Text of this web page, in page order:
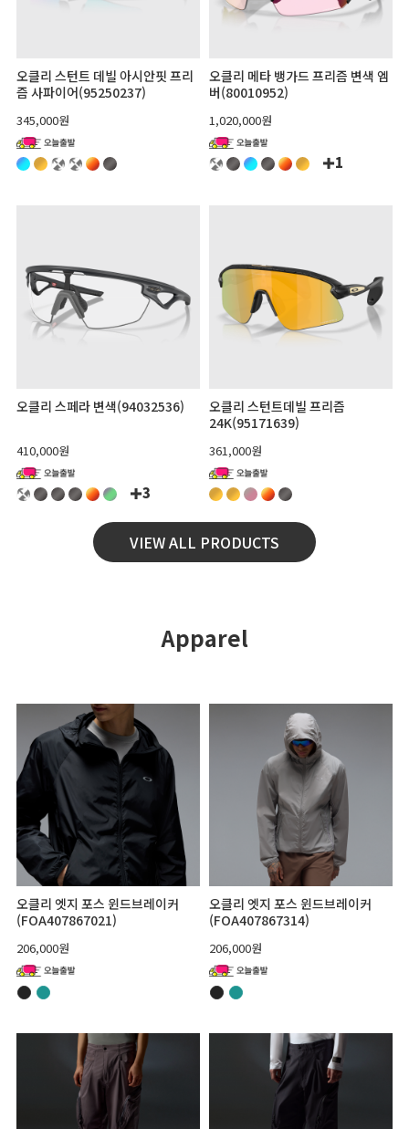
오클리 스턴트 데빌 아시안핏 프리
즘 사파이어(95250237)
345,000원
오클리 메타 뱅가드 프리즘 변색 엠
버(80010952)
1,020,000원
1
오클리 스페라 변색(94032536)
410,000원
3
오클리 스턴트데빌 프리즘
24K(95171639)
361,000원
VIEW ALL PRODUCTS
Apparel
오클리 엣지 포스 윈드브레이커
(FOA407867021)
206,000원
오클리 엣지 포스 윈드브레이커
(FOA407867314)
206,000원